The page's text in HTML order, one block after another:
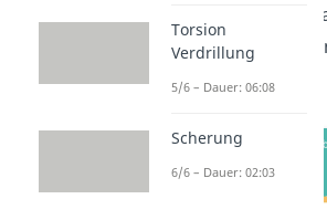
die Fläche A eines
mit dem
Sigma bezeichnet.
Torsion
Verdrillung
5/6 – Dauer: 06:08
Scherung
6/6 – Dauer: 02:03